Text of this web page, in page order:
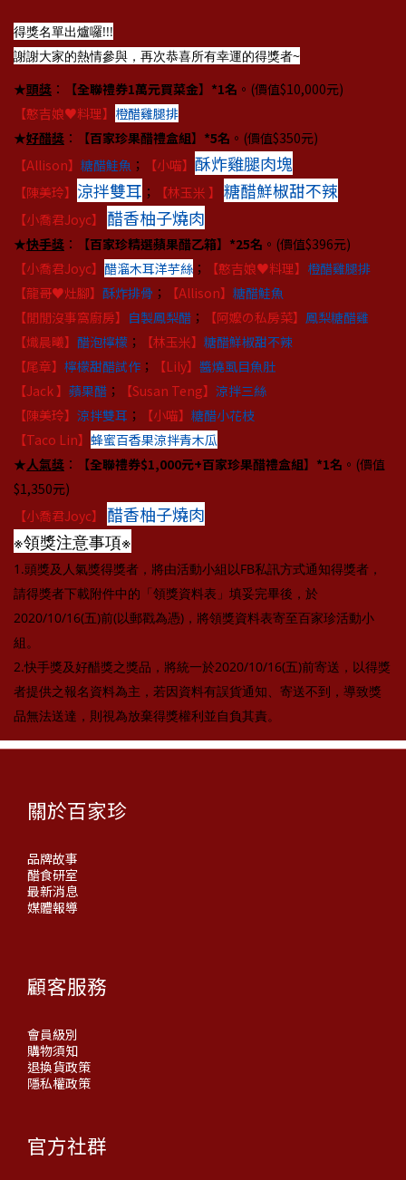
得獎名單出爐囉!!!
謝謝大家的熱情參與，再次恭喜所有幸運的得獎者~
★頭獎 ：【全聯禮券1萬元買菜金】 *1名 。(價值$10,000元)
【憨吉娘♥料理】 橙醋雞腿排
★好醋獎 ：【百家珍果醋禮盒組】 *5名 。(價值$350元)
【Allison】 糖醋鮭魚 ； 【小喵】 酥炸雞腿肉塊
【陳美玲】 涼拌雙耳 ； 【林玉米 】 糖醋鮮椒甜不辣
【小喬君Joyc】 醋香柚子燒肉
★快手獎 ：【百家珍精選蘋果醋乙箱】 *25名 。(價值$396元)
【小喬君Joyc】 醋溜木耳洋芋絲 ； 【憨吉娘♥料理】 橙醋雞腿排
【龍哥♥️灶腳】 酥炸排骨 ； 【Allison】 糖醋鮭魚
【閒閒沒事窩廚房】 自製鳳梨醋 ； 【​阿嬤の​私房菜】 鳳梨糖醋雞
【熾晨曦】 醋泡檸檬 ； 【林玉米】 糖醋鮮椒甜不辣
【尾章】 檸檬甜醋試作 ； 【Lily】 醬燒虱目魚肚
【Jack 】 蘋果醋 ； 【Susan Teng】 涼拌三絲
【陳美玲】 涼拌雙耳 ； 【小喵】 糖醋小花枝
【Taco Lin】 蜂蜜百香果涼拌青木瓜
★人氣獎 ：【全聯禮券$1,000元+百家珍果醋禮盒組】 *1名 。(價值
$1,350元)
【小喬君Joyc】 醋香柚子燒肉
※領獎注意事項※
1.頭獎及人氣獎得獎者，將由活動小組以FB私訊方式通知得獎者，
請得獎者下載附件中的「領獎資料表」填妥完畢後，於
2020/10/16(五)前(以郵戳為憑)，將領獎資料表寄至百家珍活動小
組。
2.快手獎及好醋獎之獎品，將統一於2020/10/16(五)前寄送，以得獎
者提供之報名資料為主，若因資料有誤貨通知、寄送不到，導致獎
品無法送達，則視為放棄得獎權利並自負其責。
關於百家珍
品牌故事
醋食研室
最新消息
媒體報導
顧客服務
會員級別
購物須知
退換貨政策
隱私權政策
官方社群